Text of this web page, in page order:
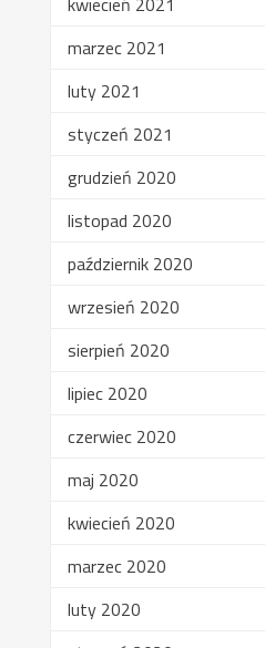
marzec 2021
luty 2021
styczeń 2021
grudzień 2020
listopad 2020
październik 2020
wrzesień 2020
sierpień 2020
lipiec 2020
czerwiec 2020
maj 2020
kwiecień 2020
marzec 2020
luty 2020